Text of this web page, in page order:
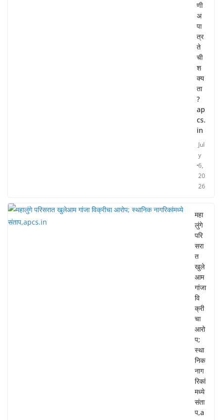
णी
अ
पा
त्र
ते
ची
श
क्य
ता
?
ap
cs.
in
Jul
y
6,
20
26
महा
लुंगे
परि
सरा
त
खुले
आम
गांजा
वि
क्री
चा
आरो
प;
स्था
निक
नाग
रिकां
मध्ये
संता
प,a